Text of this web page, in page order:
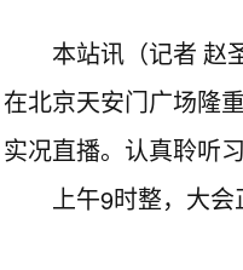
本站讯（记者 赵
在北京天安门广场隆
实况直播。认真聆听
上午9时整，大会